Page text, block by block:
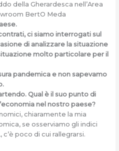
della Gherardesca nell’Area
BertO Meda
ci siamo interrogati sul
di analizzare la situazione
molto particolare per il
pandemica e non sapevamo
Qual è il suo punto di
nel nostro paese?
chiaramente la mia
se osserviamo gli indici
poco di cui rallegrarsi.